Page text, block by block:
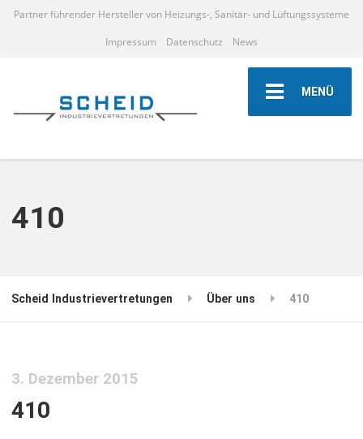
Partner führender Hersteller von Heizungs-, Sanitär- und Lüftungssysteme
Impressum
Datenschutz News
MENÜ
410
Scheid Industrievertretungen Über uns 410
3. Dezember 2015
410